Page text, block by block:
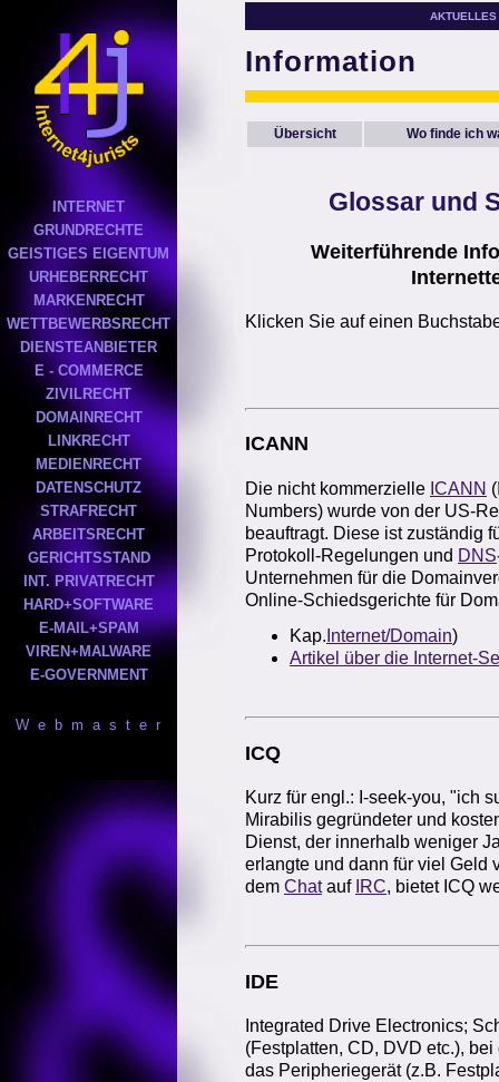
INTERNET
GRUNDRECHTE
GEISTIGES EIGENTUM
URHEBERRECHT
MARKENRECHT
WETTBEWERBSRECHT
DIENSTEANBIETER
E - COMMERCE
ZIVILRECHT
DOMAINRECHT
LINKRECHT
MEDIENRECHT
DATENSCHUTZ
STRAFRECHT
ARBEITSRECHT
GERICHTSSTAND
INT. PRIVATRECHT
HARD+SOFTWARE
E-MAIL+SPAM
VIREN+MALWARE
E-GOVERNMENT
W e b m a s t e r
AKTUELLES
Information
Übersicht Wo finde ich
Glossarund
Weiterführende
Klicken Sie auf einen
ICANN
Die nicht kommerzielle ICANN
Numbers) wurde von der US-
beauftragt. Diese ist zuständig
Protokoll-Regelungen und DNS
Unternehmen für die
Online-Schiedsgerichte für
Kap. Internet/Domain)
Artikel über die Internet-
ICQ
Kurz für engl.: I-seek-you, "ich
Mirabilis gegründeter und
Dienst, der innerhalb weniger
erlangte und dann für viel Geld
dem Chatauf IRC, bietet ICQ
IDE
Integrated Drive Electronics;
(Festplatten, CD, DVD etc.),
das Peripheriegerät (z.B.